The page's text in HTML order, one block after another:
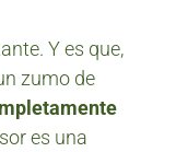
Y es que,
zumo de
es una